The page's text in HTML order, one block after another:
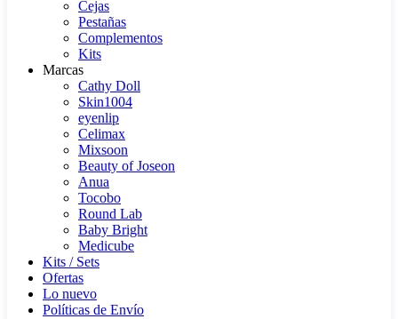
Cejas
Pestañas
Complementos
Kits
Marcas
Cathy Doll
Skin1004
eyenlip
Celimax
Mixsoon
Beauty of Joseon
Anua
Tocobo
Round Lab
Baby Bright
Medicube
Kits / Sets
Ofertas
Lo nuevo
Políticas de Envío